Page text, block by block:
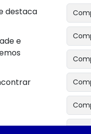
destaca
e